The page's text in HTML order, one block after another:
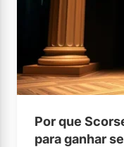
Por que
para ganhar